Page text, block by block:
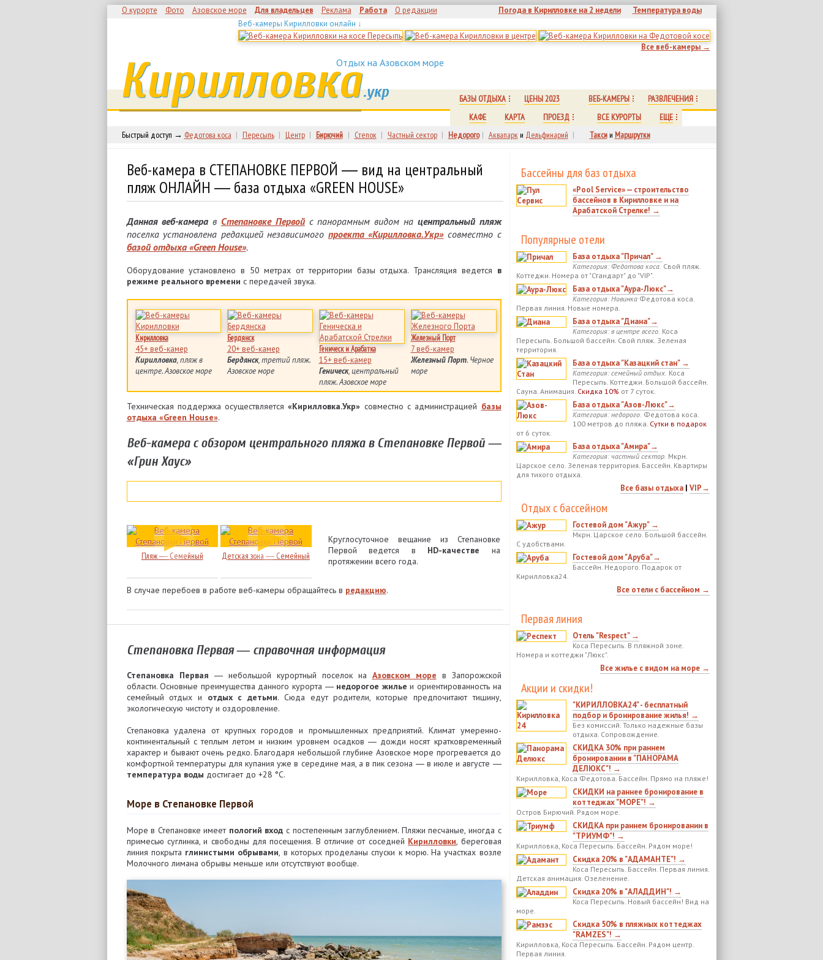
О курорте Фото Азовское море Для владельцев Реклама Работа О редакции Погода в Кирилловке на 2 недели
Температура воды
Веб-камеры Кирилловки онлайн ↓
Все веб-камеры →
Отдых на Азовском море
Кирилловка.укр БАЗЫ ОТДЫХА ЦЕНЫ 2023 ВЕБ-КАМЕРЫ
РАЗВЛЕЧЕНИЯ
КАФЕ
КАРТА ПРОЕЗД ВСЕ КУРОРТЫ
ЕЩЕ
Быстрый доступ → Федотова коса | Пересыпь | Центр | Бирючий | Степок | Частный сектор | Недорого | Аквапарки Дельфинарий | Таксии Маршрутки
Веб-камера в СТЕПАНОВКЕ ПЕРВОЙ ― вид на центральный
пляж ОНЛАЙН ― база отдыха «GREEN HOUSE»
Данная веб-камера в Степановке Первойс панорамным видом на центральный пляж
поселка установлена редакцией независимого проекта «Кирилловка.Укр»совместно с
базой отдыха «Green House».
Оборудование установлено в 50 метрах от территории базы отдыха. Трансляция ведется в
режиме реального времени с передачей звука.
Кирилловка
45+ веб-камер
Кирилловка, пляж в
центре. Азовское море
Бердянск
20+ веб-камер
Бердянск, третий пляж.
Азовское море
Геническ и Арабатка
15+ веб-камер
Геническ, центральный
пляж. Азовское море
Железный Порт
7 веб-камер
Железный Порт. Черное
море
Техническая поддержка осуществляется«Кирилловка.Укр» совместно с администрацией базы
отдыха «Green House».
Веб-камера с обзором центрального пляжа в Степановке Первой ―
«Грин Хаус»
Пляж ― Семейный Детская зона ― Семейный
Круглосуточное вещание из Степановке
Первой ведется в HD-качестве на
протяжении всего года.
В случае перебоев в работе веб-камеры обращайтесь в редакцию.
Степановка Первая ― справочная информация
Степановка Первая ― небольшой курортный поселок на Азовском море в Запорожской
области. Основные преимущества данного курорта ― недорогое жилье и ориентированность на
семейный отдых и отдых с детьми. Сюда едут родители, которые предпочитают тишину,
экологическую чистоту и оздоровление.
Степановка удалена от крупных городов и промышленных предприятий. Климат умеренно-
континентальный с теплым летом и низким уровнем осадков ― дожди носят кратковременный
характер и бывают очень редко. Благодаря небольшой глубине Азовское море прогревается до
комфортной температуры для купания уже в середине мая, а в пик сезона ― в июле и августе ―
температура воды достигает до +28 °C.
Море в Степановке Первой
Море в Степановке имеет пологий вход с постепенным заглублением. Пляжи песчаные, иногда с
примесью суглинка, и свободны для посещения. В отличие от соседней Кирилловки, береговая
линия покрыта глинистыми обрывами, в которых проделаны спуски к морю. На участках возле
Молочного лимана обрывы меньше или отсутствуют вообще.
Бассейны для баз отдыха
«Pool Service» — строительство
бассейнов в Кирилловке и на
Арабатской Стрелке! →
Популярные отели
База отдыха "Причал" →
Категория: Федотова коса. Свой пляж.
Коттеджи. Номера от "Стандарт" до "VIP".
База отдыха "Аура-Люкс"→
Категория: НовинкаФедотова коса.
Первая линия. Новые номера.
База отдыха "Диана"→
Категория: в центре всего. Коса
Пересыпь. Большой бассейн. Свой пляж. Зеленая
территория.
База отдыха "Казацкий стан" →
Категория: семейный отдых. Коса
Пересыпь. Коттеджи. Большой бассейн.
Сауна. Анимация. Скидка 10% от 7 суток.
База отдыха "Азов-Люкс"→
Категория: недорого. Федотова коса.
100 метров до пляжа. Сутки в подарок
от 6 суток.
База отдыха "Амира"→
Категория: частный сектор. Мкрн.
Царское село. Зеленая территория. Бассейн. Квартиры
для тихого отдыха.
Все базы отдыха| VIP→
Отдых с бассейном
Гостевой дом "Ажур" →
Мкрн. Царское село. Большой бассейн.
С удобствами.
Гостевой дом "Аруба"→
Бассейн. Недорого. Подарок от
Кирилловка24.
Все отели с бассейном →
Первая линия
Отель "Respect" →
Коса Пересыпь. В пляжной зоне.
Номера и коттеджи "Люкс".
Все жилье с видом на море →
Акции и скидки!
"КИРИЛЛОВКА24" - бесплатный
подбор и бронирование жилья! →
Без комиссий. Только надежные базы
отдыха. Сопровождение.
СКИДКА 30% при раннем
бронировании в "ПАНОРАМА
ДЕЛЮКС"! →
Кирилловка, Коса Федотова. Бассейн. Прямо на пляже!
СКИДКИ на раннее бронирование в
коттеджах "МОРЕ"! →
Остров Бирючий. Рядом море.
СКИДКА при раннем бронировании в
"ТРИУМФ"! →
Кирилловка, Коса Пересыпь. Бассейн. Рядом море!
Скидка 20% в "АДАМАНТЕ"! →
Коса Пересыпь. Бассейн. Первая линия.
Детская анимация. Озеленение.
Скидка 20% в "АЛАДДИН"! →
Коса Пересыпь. Новый бассейн! Вид на
море.
Скидка 50% в пляжных коттеджах
"RAMZES"! →
Кирилловка, Коса Пересыпь. Бассейн. Рядом центр.
Первая линия.